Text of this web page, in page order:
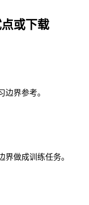
或下载
边界参考。
做成训练任务。